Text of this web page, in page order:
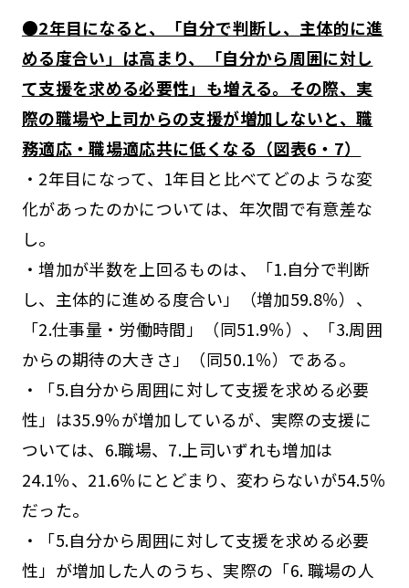
●2年目になると、「自分で判断し、主体的に進
める度合い」は高まり、「自分から周囲に対し
て支援を求める必要性」も増える。その際、実
際の職場や上司からの支援が増加しないと、職
務適応・職場適応共に低くなる（図表6・7）
・2年目になって、1年目と比べてどのような変
化があったのかについては、年次間で有意差な
し。
・増加が半数を上回るものは、「1.自分で判断
し、主体的に進める度合い」（増加59.8％）、
「2.仕事量・労働時間」（同51.9％）、「3.周囲
からの期待の大きさ」（同50.1％）である。
・「5.自分から周囲に対して支援を求める必要
性」は35.9％が増加しているが、実際の支援に
ついては、6.職場、7.上司いずれも増加は
24.1％、21.6％にとどまり、変わらないが54.5％
だった。
・「5.自分から周囲に対して支援を求める必要
性」が増加した人のうち、実際の「6. 職場の人